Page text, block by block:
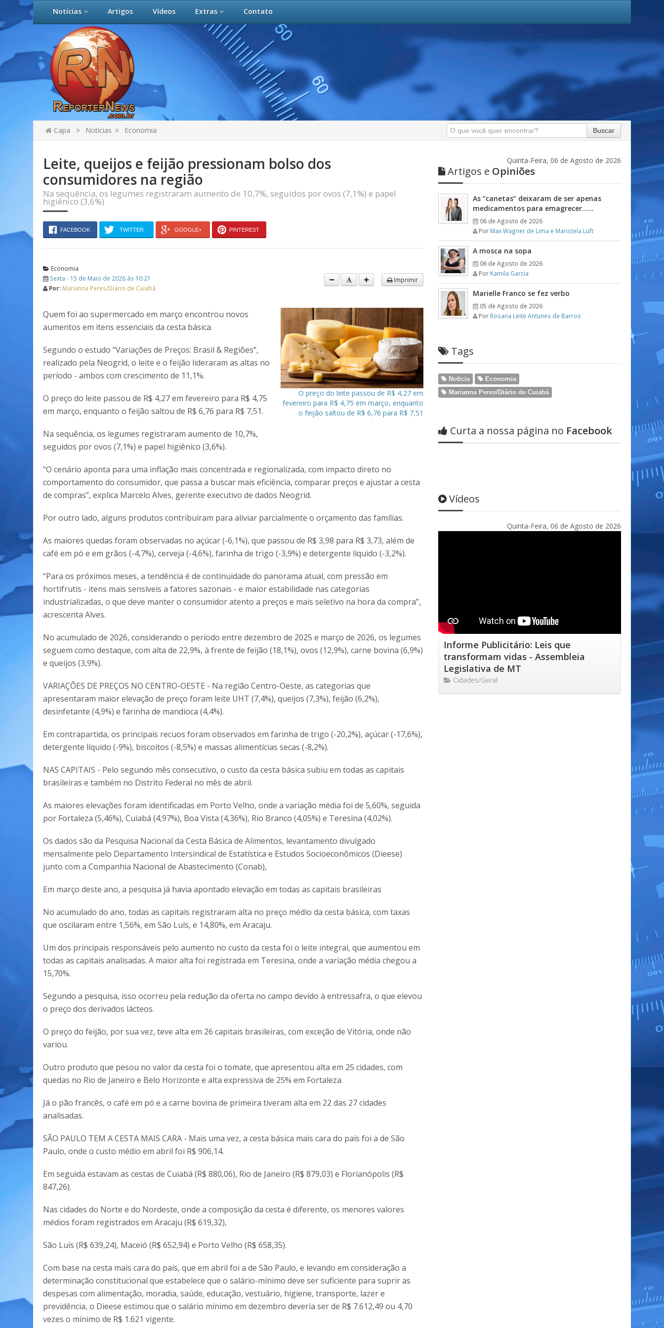
Notícias Artigos Vídeos Extras Contato
Capa Notícias Economia Buscar
Leite, queijos e feijão pressionam bolso dos
consumidores na região
Na sequência, os legumes registraram aumento de 10,7%, seguidos por ovos (7,1%) e papel
higiênico (3,6%)
FACEBOOK TWITTER GOOGLE+ PINTEREST
Economia
Sexta - 15 de Maio de 2026 às 10:21
Por: Marianna Peres/Diário de Cuiabá
Imprimir
O preço do leite passou de R$ 4,27 em
fevereiro para R$ 4,75 em março, enquanto
o feijão saltou de R$ 6,76 para R$ 7,51
Quem foi ao supermercado em março encontrou novos
aumentos em itens essenciais da cesta básica.
Segundo o estudo “Variações de Preços: Brasil & Regiões”,
realizado pela Neogrid, o leite e o feijão lideraram as altas no
período - ambos com crescimento de 11,1%.
O preço do leite passou de R$ 4,27 em fevereiro para R$ 4,75
em março, enquanto o feijão saltou de R$ 6,76 para R$ 7,51.
Na sequência, os legumes registraram aumento de 10,7%,
seguidos por ovos (7,1%) e papel higiênico (3,6%).
“O cenário aponta para uma inflação mais concentrada e regionalizada, com impacto direto no
comportamento do consumidor, que passa a buscar mais eficiência, comparar preços e ajustar a cesta
de compras”, explica Marcelo Alves, gerente executivo de dados Neogrid.
Por outro lado, alguns produtos contribuíram para aliviar parcialmente o orçamento das famílias.
As maiores quedas foram observadas no açúcar (-6,1%), que passou de R$ 3,98 para R$ 3,73, além de
café em pó e em grãos (-4,7%), cerveja (-4,6%), farinha de trigo (-3,9%) e detergente líquido (-3,2%).
“Para os próximos meses, a tendência é de continuidade do panorama atual, com pressão em
hortifrutis - itens mais sensíveis a fatores sazonais - e maior estabilidade nas categorias
industrializadas, o que deve manter o consumidor atento a preços e mais seletivo na hora da compra”,
acrescenta Alves.
No acumulado de 2026, considerando o período entre dezembro de 2025 e março de 2026, os legumes
seguem como destaque, com alta de 22,9%, à frente de feijão (18,1%), ovos (12,9%), carne bovina (6,9%)
e queijos (3,9%).
VARIAÇÕES DE PREÇOS NO CENTRO-OESTE - Na região Centro-Oeste, as categorias que
apresentaram maior elevação de preço foram leite UHT (7,4%), queijos (7,3%), feijão (6,2%),
desinfetante (4,9%) e farinha de mandioca (4,4%).
Em contrapartida, os principais recuos foram observados em farinha de trigo (-20,2%), açúcar (-17,6%),
detergente líquido (-9%), biscoitos (-8,5%) e massas alimentícias secas (-8,2%).
NAS CAPITAIS - Pelo segundo mês consecutivo, o custo da cesta básica subiu em todas as capitais
brasileiras e também no Distrito Federal no mês de abril.
As maiores elevações foram identificadas em Porto Velho, onde a variação média foi de 5,60%, seguida
por Fortaleza (5,46%), Cuiabá (4,97%), Boa Vista (4,36%), Rio Branco (4,05%) e Teresina (4,02%).
Os dados são da Pesquisa Nacional da Cesta Básica de Alimentos, levantamento divulgado
mensalmente pelo Departamento Intersindical de Estatística e Estudos Socioeconômicos (Dieese)
junto com a Companhia Nacional de Abastecimento (Conab),
Em março deste ano, a pesquisa já havia apontado elevação em todas as capitais brasileiras
No acumulado do ano, todas as capitais registraram alta no preço médio da cesta básica, com taxas
que oscilaram entre 1,56%, em São Luís, e 14,80%, em Aracaju.
Um dos principais responsáveis pelo aumento no custo da cesta foi o leite integral, que aumentou em
todas as capitais analisadas. A maior alta foi registrada em Teresina, onde a variação média chegou a
15,70%.
Segundo a pesquisa, isso ocorreu pela redução da oferta no campo devido à entressafra, o que elevou
o preço dos derivados lácteos.
O preço do feijão, por sua vez, teve alta em 26 capitais brasileiras, com exceção de Vitória, onde não
variou.
Outro produto que pesou no valor da cesta foi o tomate, que apresentou alta em 25 cidades, com
quedas no Rio de Janeiro e Belo Horizonte e alta expressiva de 25% em Fortaleza.
Já o pão francês, o café em pó e a carne bovina de primeira tiveram alta em 22 das 27 cidades
analisadas.
SÃO PAULO TEM A CESTA MAIS CARA - Mais uma vez, a cesta básica mais cara do país foi a de São
Paulo, onde o custo médio em abril foi R$ 906,14.
Em seguida estavam as cestas de Cuiabá (R$ 880,06), Rio de Janeiro (R$ 879,03) e Florianópolis (R$
847,26).
Nas cidades do Norte e do Nordeste, onde a composição da cesta é diferente, os menores valores
médios foram registrados em Aracaju (R$ 619,32),
São Luís (R$ 639,24), Maceió (R$ 652,94) e Porto Velho (R$ 658,35).
Com base na cesta mais cara do país, que em abril foi a de São Paulo, e levando em consideração a
determinação constitucional que estabelece que o salário-mínimo deve ser suficiente para suprir as
despesas com alimentação, moradia, saúde, educação, vestuário, higiene, transporte, lazer e
previdência, o Dieese estimou que o salário mínimo em dezembro deveria ser de R$ 7.612,49 ou 4,70
vezes o mínimo de R$ 1.621 vigente.
Quinta-Feira, 06 de Agosto de 2026
Artigos e Opiniões
As “canetas” deixaram de ser apenas
medicamentos para emagrecer……
06 de Agosto de 2026
Por Max Wagner de Lima e Maristela Luft
A mosca na sopa
06 de Agosto de 2026
Por Kamila Garcia
Marielle Franco se fez verbo
05 de Agosto de 2026
Por Rosana Leite Antunes de Barros
Tags
Notícia
Economia
Marianna Peres/Diário de Cuiabá
Curta a nossa página no Facebook
Vídeos
Quinta-Feira, 06 de Agosto de 2026
Informe Publicitário: Leis que
transformam vidas - Assembleia
Legislativa de MT
Cidades/Geral